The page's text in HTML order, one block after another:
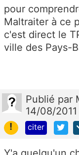
pour
Maltraiter à ce
c'est direct le
ville des Pays-
Publié par
14/08/2011
!
citer